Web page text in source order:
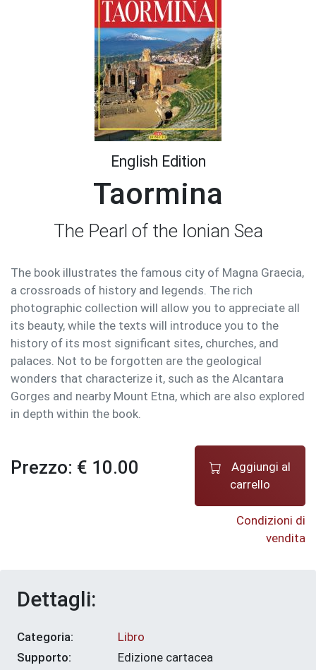
English Edition
Taormina
The Pearl of the Ionian Sea
The book illustrates the famous city of Magna Graecia,
a crossroads of history and legends. The rich
photographic collection will allow you to appreciate all
its beauty, while the texts will introduce you to the
history of its most significant sites, churches, and
palaces. Not to be forgotten are the geological
wonders that characterize it, such as the Alcantara
Gorges and nearby Mount Etna, which are also explored
in depth within the book.
Prezzo: € 10.00
Aggiungi al
carrello
Condizioni di
vendita
Dettagli:
Categoria:
Libro
Supporto:
Edizione cartacea